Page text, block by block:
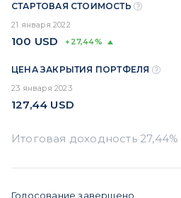
СТАРТОВАЯ СТОИМОСТЬ
21 января 2022
100 USD +27,44%
ЦЕНА ЗАКРЫТИЯ ПОРТФЕЛЯ
23 января 2023
127,44 USD
Голосование завершено.